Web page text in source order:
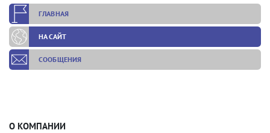
ГЛАВНАЯ
НА САЙТ
СООБЩЕНИЯ
О КОМПАНИИ